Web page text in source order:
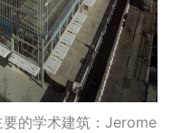
的学术建筑：Jerome